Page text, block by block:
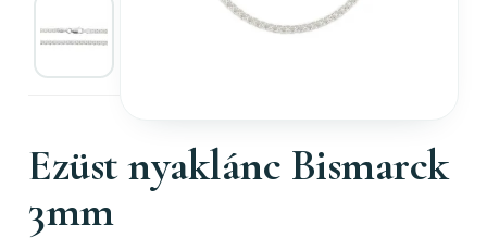
Ezüst nyaklánc Bismarck
3mm